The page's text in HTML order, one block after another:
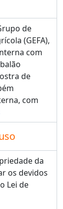
de
(GEFA),
com
de
com
da
os devidos
Lei de